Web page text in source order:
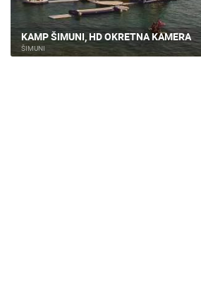
KAMP ŠIMUNI, HD OKRETNA KAMERA
ŠIMUNI